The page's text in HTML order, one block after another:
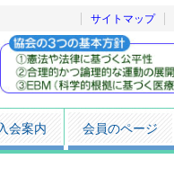
サイトマップ
入会案内 会員のページ